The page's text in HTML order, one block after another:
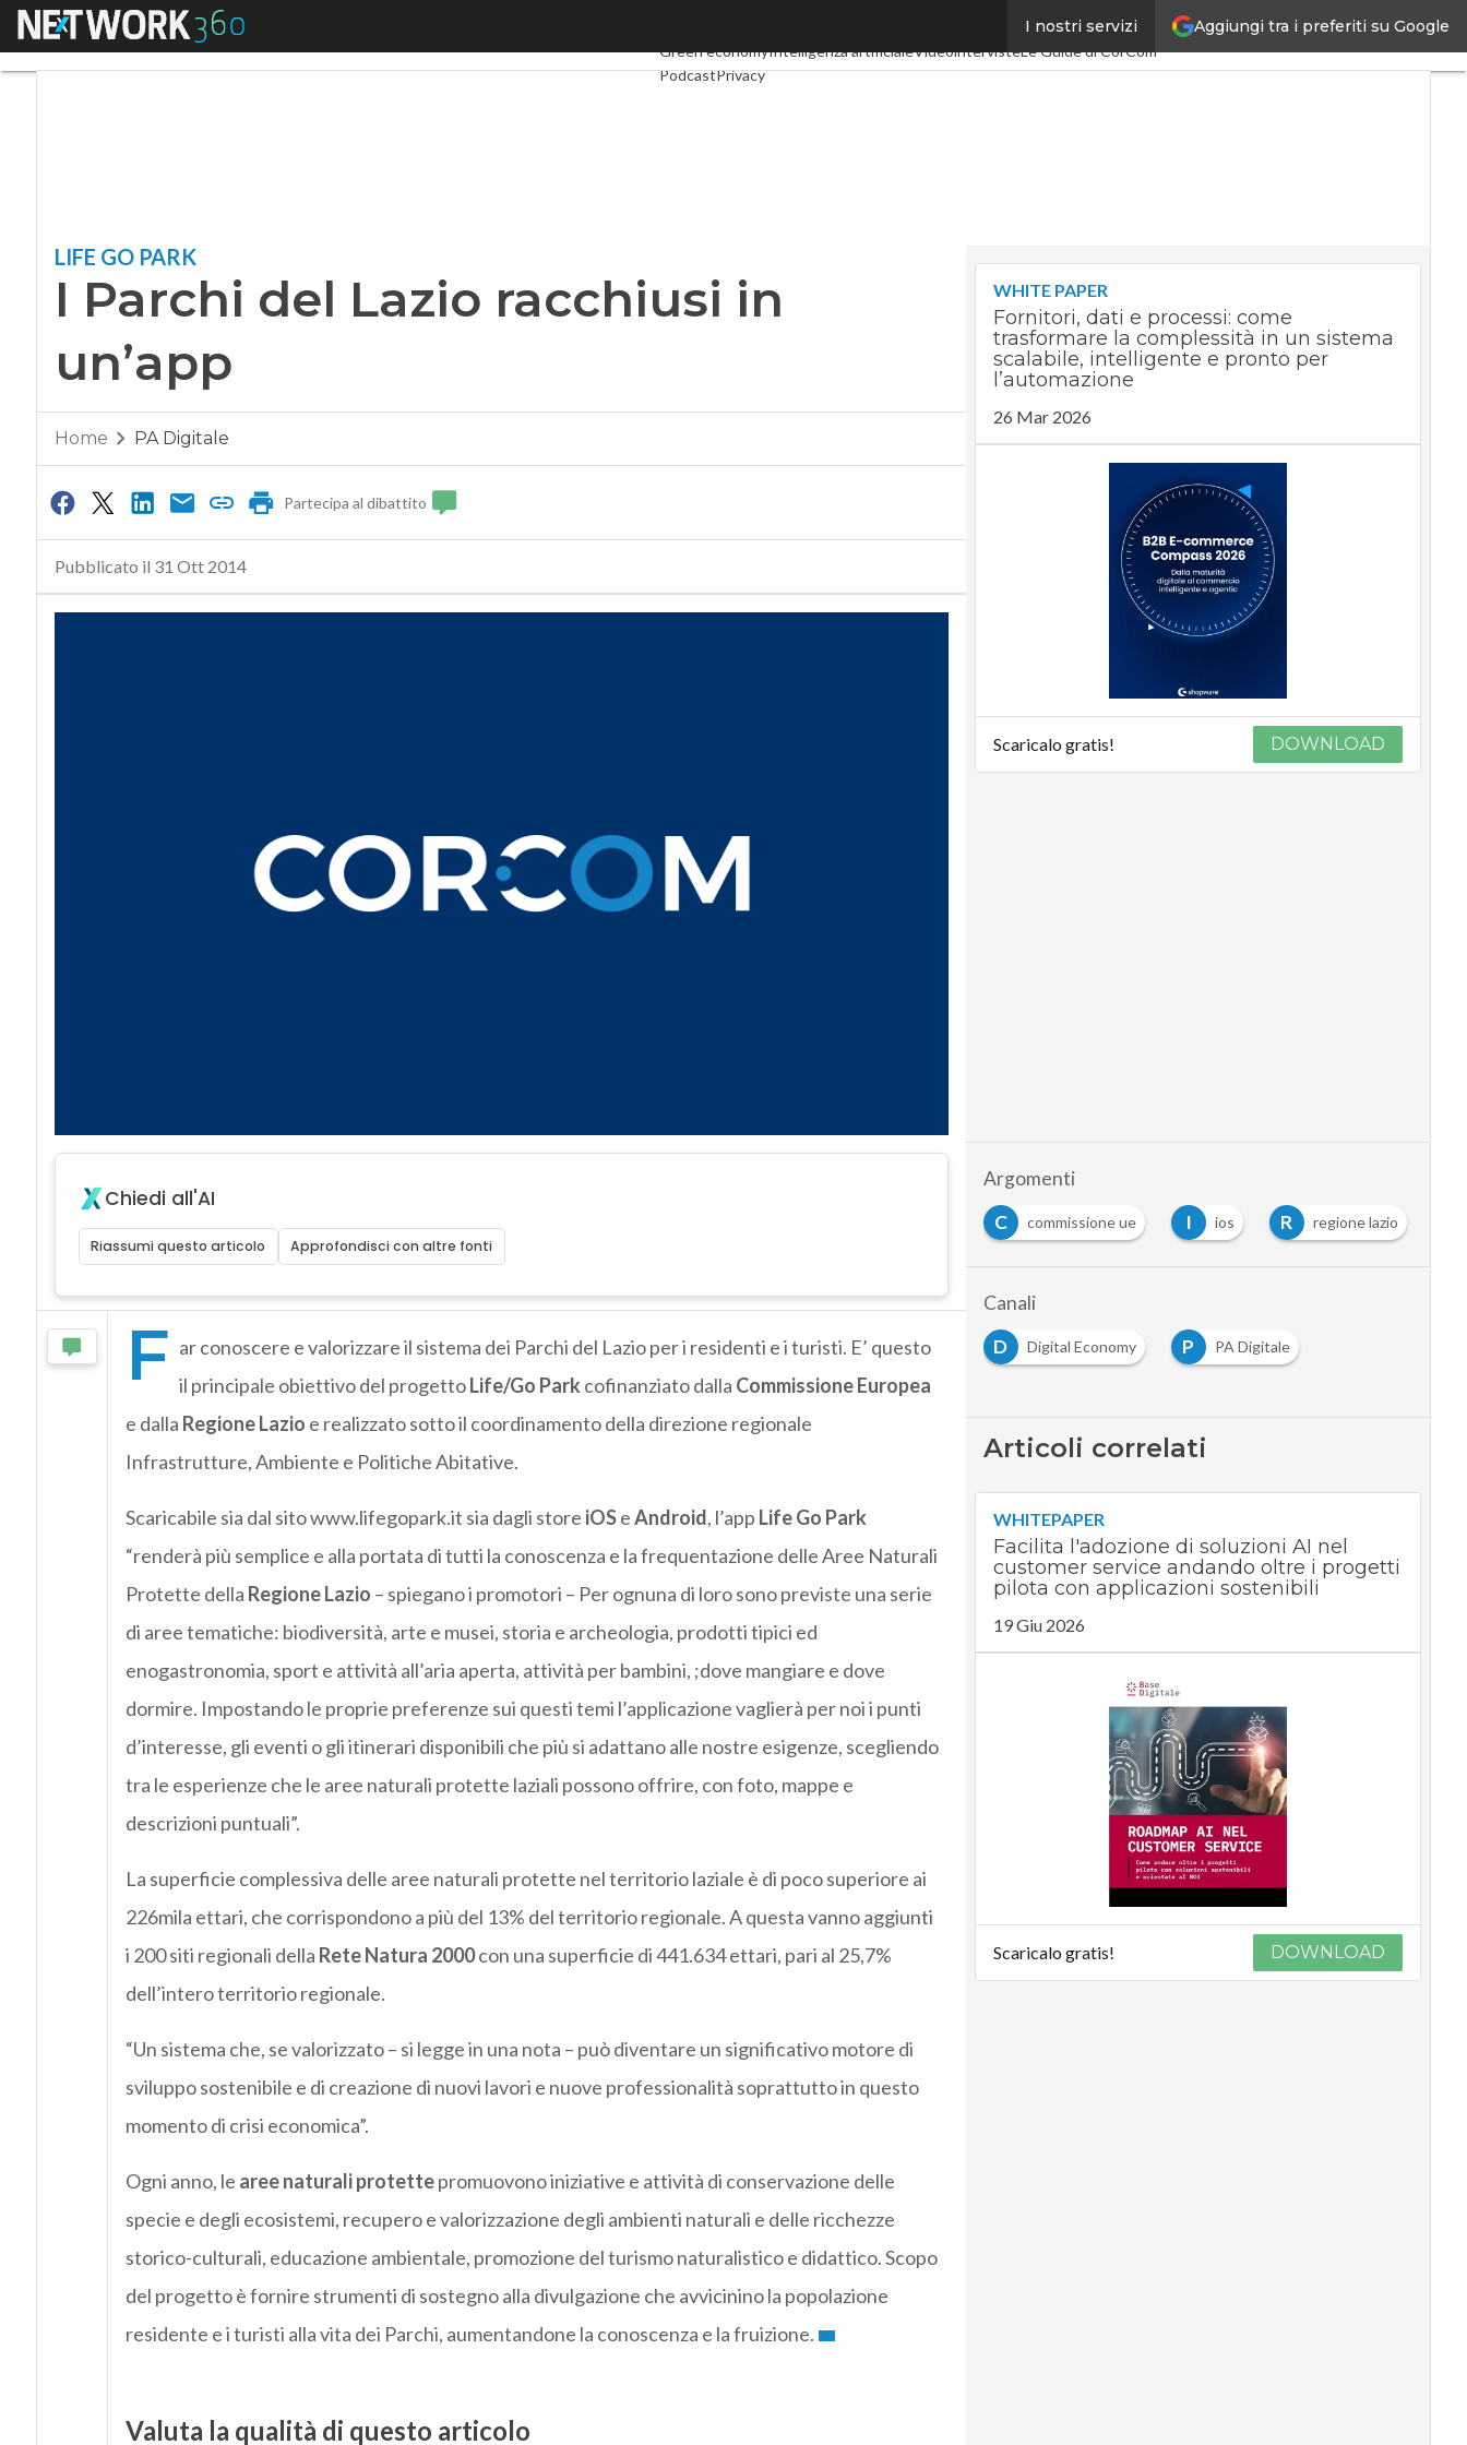
Aggiungi tra i preferiti su Google
I nostri servizi
Menu SpacEconomyPA Digitale
Green economyIntelligenza artificialeVideointervisteLe Guide di CorCom
PodcastPrivacy
LIFE GO PARK
I Parchi del Lazio racchiusi in
un’app
Home PA Digitale
Partecipa al dibattito
Pubblicato il 31 Ott 2014
Chiedi all'AI
Riassumi questo articolo Approfondisci con altre fonti
F ar conoscere e valorizzare il sistema dei Parchi del Lazio per i residenti e i turisti. E’ questo
il principale obiettivo del progettoLife/Go Park cofinanziato dalla Commissione Europea
e dalla Regione Lazio e realizzato sotto il coordinamento della direzione regionale
Infrastrutture, Ambiente e Politiche Abitative.
Scaricabile sia dal sito www.lifegopark.it sia dagli store iOSeAndroid, l’app Life Go Park
“renderà più semplice e alla portata di tutti la conoscenza e la frequentazione delle Aree Naturali
Protette della Regione Lazio – spiegano i promotori – Per ognuna di loro sono previste una serie
di aree tematiche: biodiversità, arte e musei, storia e archeologia, prodotti tipici ed
enogastronomia, sport e attività all’aria aperta, attività per bambini, ;dove mangiare e dove
dormire. Impostando le proprie preferenze sui questi temi l’applicazione vaglierà per noi i punti
d’interesse, gli eventi o gli itinerari disponibili che più si adattano alle nostre esigenze, scegliendo
tra le esperienze che le aree naturali protette laziali possono offrire, con foto, mappe e
descrizioni puntuali”.
La superficie complessiva delle aree naturali protette nel territorio laziale è di poco superiore ai
226mila ettari, che corrispondono a più del 13% del territorio regionale. A questa vanno aggiunti
i 200 siti regionali della Rete Natura 2000con una superficie di 441.634 ettari, pari al 25,7%
dell’intero territorio regionale.
“Un sistema che, se valorizzato – si legge in una nota – può diventare un significativo motore di
sviluppo sostenibile e di creazione di nuovi lavori e nuove professionalità soprattutto in questo
momento di crisi economica”.
Ogni anno, le aree naturali protettepromuovono iniziative e attività di conservazione delle
specie e degli ecosistemi, recupero e valorizzazione degli ambienti naturali e delle ricchezze
storico-culturali, educazione ambientale, promozione del turismo naturalistico e didattico. Scopo
del progetto è fornire strumenti di sostegno alla divulgazione che avvicinino la popolazione
residente e i turisti alla vita dei Parchi, aumentandone la conoscenza e la fruizione.
Valuta la qualità di questo articolo
WHITE PAPER
Fornitori, dati e processi: come
trasformare la complessità in un sistema
scalabile, intelligente e pronto per
l’automazione
26 Mar 2026
Scaricalo gratis! DOWNLOAD
Argomenti
C commissione ue I ios R regione lazio
Canali
D
Digital Economy P
PA Digitale
Articoli correlati
WHITEPAPER
Facilita l'adozione di soluzioni AI nel
customer service andando oltre i progetti
pilota con applicazioni sostenibili
19 Giu 2026
Scaricalo gratis! DOWNLOAD